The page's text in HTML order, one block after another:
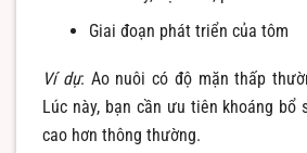
Giai đoạn phát triển của tôm
Ví dụ: Ao nuôi có độ mặn thấp
Lúc này, bạn cần ưu tiên khoáng bổ
cao hơn thông thường.